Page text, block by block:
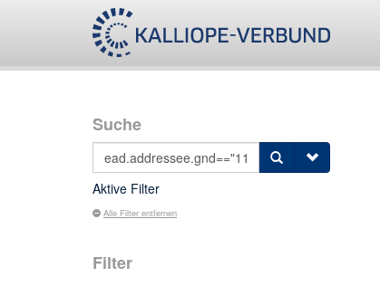
Suche
Aktive Filter
Alle Filter entfernen
Filter